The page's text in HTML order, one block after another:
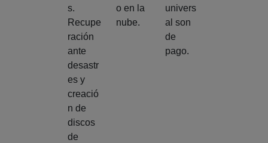
s.
Recupe
ración
ante
desastr
es y
creació
n de
discos
de
o en la
nube.
univers
al son
de
pago.